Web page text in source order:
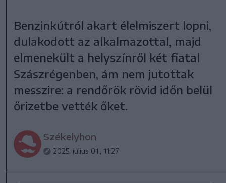
Benzinkútról akart élelmiszert lopni,
dulakodott az alkalmazottal, majd
elmenekült a helyszínről két fiatal
Szászrégenben, ám nem jutottak
messzire: a rendőrök rövid időn belül
őrizetbe vették őket.
Székelyhon
2025. július 01., 11:27